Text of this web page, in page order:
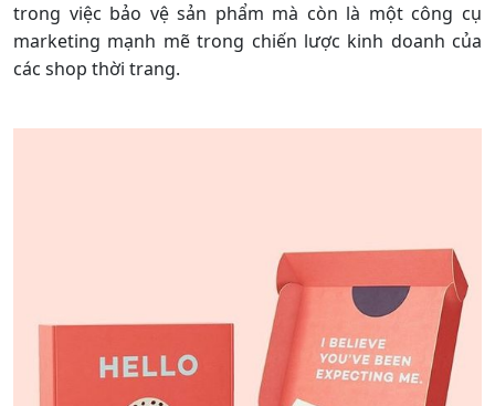
trong việc bảo vệ sản phẩm mà còn là một công cụ
marketing mạnh mẽ trong chiến lược kinh doanh của
các shop thời trang.